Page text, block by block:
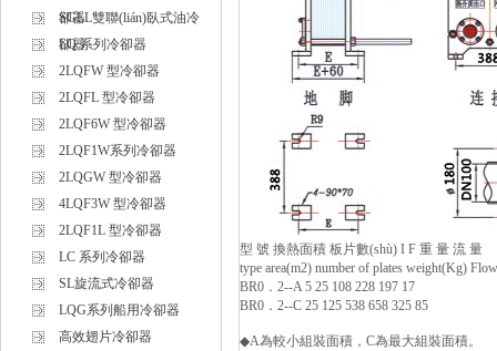
卻器
SGLL雙聯(lián)臥式油冷
卻器
LQ 系列冷卻器
2LQFW 型冷卻器
2LQFL 型冷卻器
2LQF6W 型冷卻器
2LQF1W系列冷卻器
2LQGW 型冷卻器
4LQF3W 型冷卻器
2LQF1L 型冷卻器
LC 系列冷卻器
SL旋流式冷卻器
LQG系列船用冷卻器
高效翅片冷卻器
型 號 換熱面積 板片數(shù) I F 重 量 流 量
type area(m2) number of plates weight(Kg)
BR0．2--A 5 25 108 228 197 17
BR0．2--C 25 125 538 658 325 85
◆A為較小組裝面積，C為最大組裝面積。